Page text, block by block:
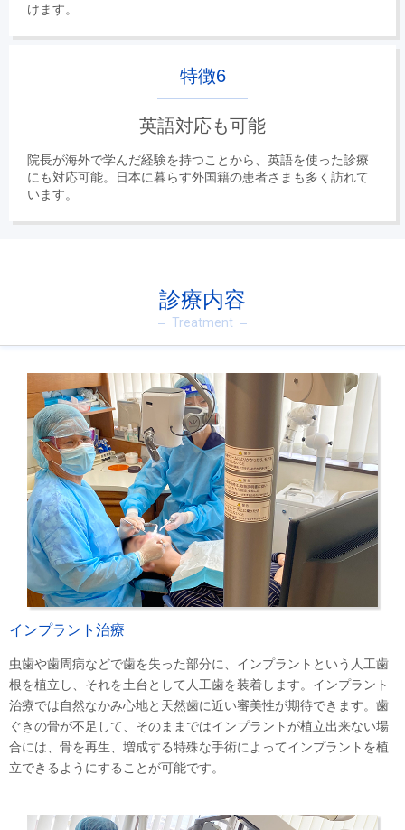
けます。
特徴6
英語対応も可能
院長が海外で学んだ経験を持つことから、英語を使った診療
にも対応可能。日本に暮らす外国籍の患者さまも多く訪れて
います。
診療内容
Treatment
インプラント治療
虫歯や歯周病などで歯を失った部分に、インプラントという人工歯
根を植立し、それを土台として人工歯を装着します。インプラント
治療では自然なかみ心地と天然歯に近い審美性が期待できます。歯
ぐきの骨が不足して、そのままではインプラントが植立出来ない場
合には、骨を再生、増成する特殊な手術によってインプラントを植
立できるようにすることが可能です。